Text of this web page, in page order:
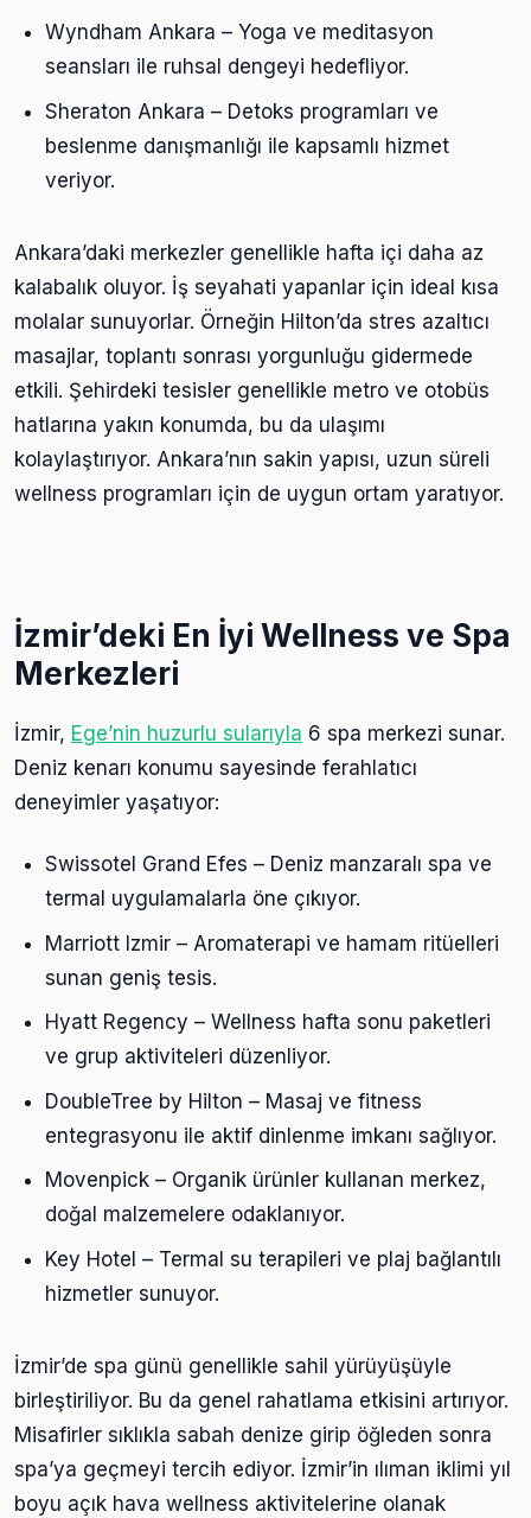
Wyndham Ankara – Yoga ve meditasyon
seansları ile ruhsal dengeyi hedefliyor.
Sheraton Ankara – Detoks programları ve
beslenme danışmanlığı ile kapsamlı hizmet
veriyor.
Ankara’daki merkezler genellikle hafta içi daha az
kalabalık oluyor. İş seyahati yapanlar için ideal kısa
molalar sunuyorlar. Örneğin Hilton’da stres azaltıcı
masajlar, toplantı sonrası yorgunluğu gidermede
etkili. Şehirdeki tesisler genellikle metro ve otobüs
hatlarına yakın konumda, bu da ulaşımı
kolaylaştırıyor. Ankara’nın sakin yapısı, uzun süreli
wellness programları için de uygun ortam yaratıyor.
İzmir’deki En İyi Wellness ve Spa
Merkezleri
İzmir, Ege’nin huzurlu sularıyla 6 spa merkezi sunar.
Deniz kenarı konumu sayesinde ferahlatıcı
deneyimler yaşatıyor:
Swissotel Grand Efes – Deniz manzaralı spa ve
termal uygulamalarla öne çıkıyor.
Marriott Izmir – Aromaterapi ve hamam ritüelleri
sunan geniş tesis.
Hyatt Regency – Wellness hafta sonu paketleri
ve grup aktiviteleri düzenliyor.
DoubleTree by Hilton – Masaj ve fitness
entegrasyonu ile aktif dinlenme imkanı sağlıyor.
Movenpick – Organik ürünler kullanan merkez,
doğal malzemelere odaklanıyor.
Key Hotel – Termal su terapileri ve plaj bağlantılı
hizmetler sunuyor.
İzmir’de spa günü genellikle sahil yürüyüşüyle
birleştiriliyor. Bu da genel rahatlama etkisini artırıyor.
Misafirler sıklıkla sabah denize girip öğleden sonra
spa’ya geçmeyi tercih ediyor. İzmir’in ılıman iklimi yıl
boyu açık hava wellness aktivitelerine olanak